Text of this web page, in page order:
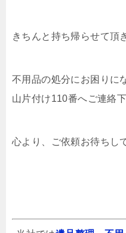
きちんと持ち帰らせて頂
不用品の処分にお困りに
山片付け110番へご連絡
心より、ご依頼お待ちし